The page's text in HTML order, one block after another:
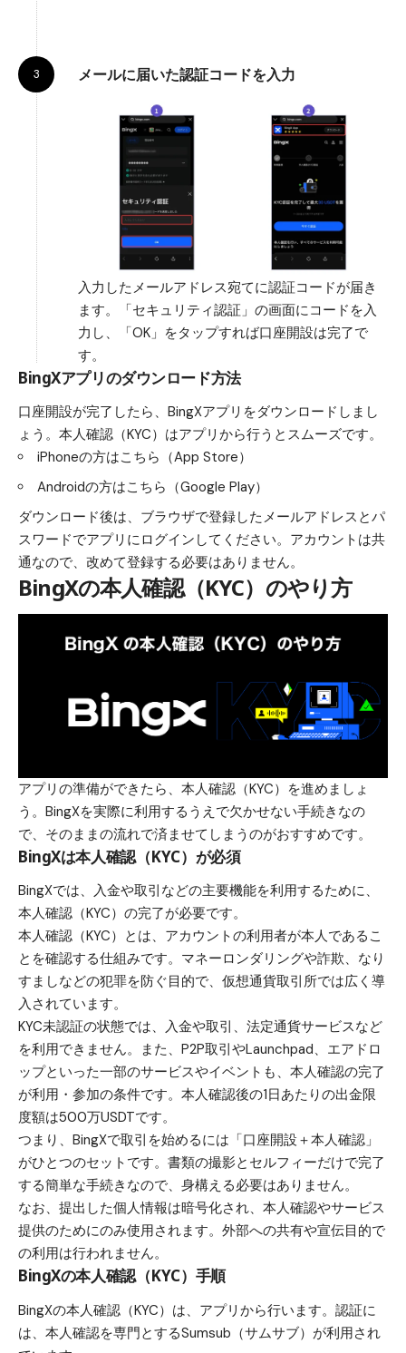
メールに届いた認証コードを入力
入力したメールアドレス宛てに認証コードが届き
ます。「セキュリティ認証」の画面にコードを入
力し、「OK」をタップすれば口座開設は完了で
す。
BingXアプリのダウンロード方法
口座開設が完了したら、BingXアプリをダウンロードしまし
ょう。本人確認（KYC）はアプリから行うとスムーズです。
iPhoneの方はこちら（App Store）
Androidの方はこちら（Google Play）
ダウンロード後は、ブラウザで登録したメールアドレスとパ
スワードでアプリにログインしてください。アカウントは共
通なので、改めて登録する必要はありません。
BingXの本人確認（KYC）のやり方
アプリの準備ができたら、本人確認（KYC）を進めましょ
う。BingXを実際に利用するうえで欠かせない手続きなの
で、そのままの流れで済ませてしまうのがおすすめです。
BingXは本人確認（KYC）が必須
BingXでは、入金や取引などの主要機能を利用するために、
本人確認（KYC）の完了が必要です。
本人確認（KYC）とは、アカウントの利用者が本人であるこ
とを確認する仕組みです。マネーロンダリングや詐欺、なり
すましなどの犯罪を防ぐ目的で、仮想通貨取引所では広く導
入されています。
KYC未認証の状態では、入金や取引、法定通貨サービスなど
を利用できません。また、P2P取引やLaunchpad、エアドロ
ップといった一部のサービスやイベントも、本人確認の完了
が利用・参加の条件です。本人確認後の1日あたりの出金限
度額は500万USDTです。
つまり、BingXで取引を始めるには「口座開設＋本人確認」
がひとつのセットです。書類の撮影とセルフィーだけで完了
する簡単な手続きなので、身構える必要はありません。
なお、提出した個人情報は暗号化され、本人確認やサービス
提供のためにのみ使用されます。外部への共有や宣伝目的で
の利用は行われません。
BingXの本人確認（KYC）手順
BingXの本人確認（KYC）は、アプリから行います。認証に
は、本人確認を専門とするSumsub（サムサブ）が利用され